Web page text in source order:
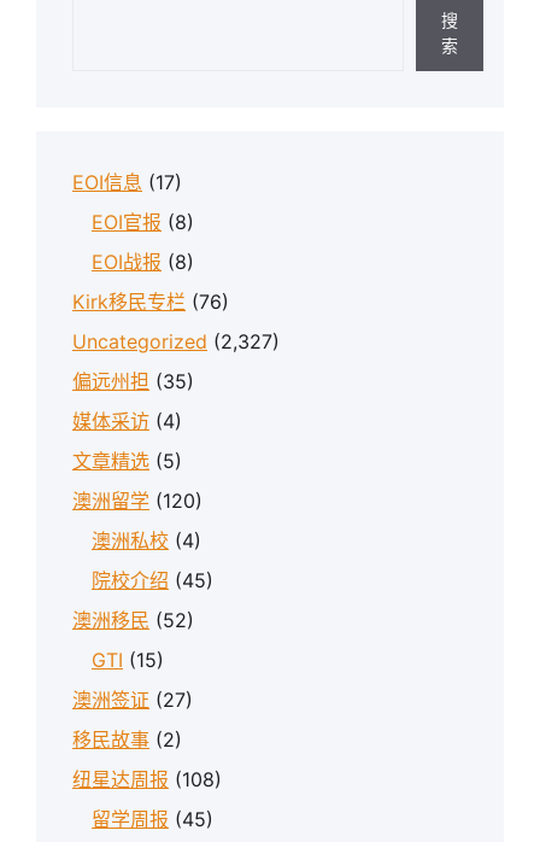
搜
索
EOI信息 (17)
EOI官报 (8)
EOI战报 (8)
Kirk移民专栏 (76)
Uncategorized (2,327)
偏远州担 (35)
媒体采访 (4)
文章精选 (5)
澳洲留学 (120)
澳洲私校 (4)
院校介绍 (45)
澳洲移民 (52)
GTI (15)
澳洲签证 (27)
移民故事 (2)
纽星达周报 (108)
留学周报 (45)